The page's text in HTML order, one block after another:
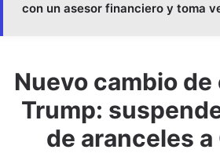
con un asesor financiero y toma
Nuevo cambio
Trump:
de aranceles a